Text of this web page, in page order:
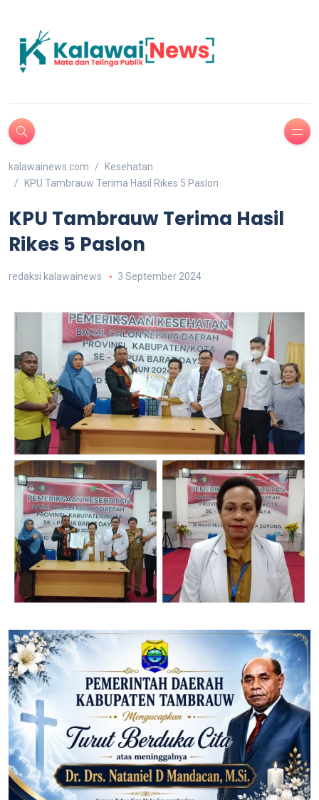
kalawainews.com
Kesehatan
KPU Tambrauw Terima Hasil Rikes 5 Paslon
KPU Tambrauw Terima Hasil
Rikes 5 Paslon
redaksi kalawainews 3 September 2024